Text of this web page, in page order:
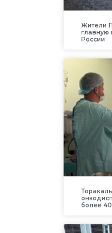
Жители
главную
России
более